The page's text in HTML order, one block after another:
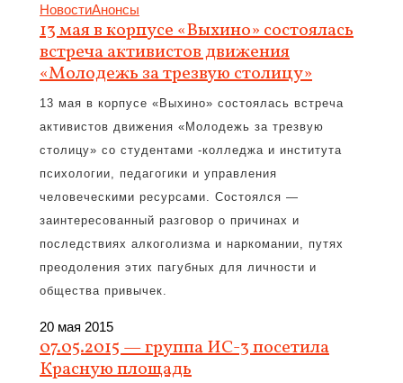
НовостиАнонсы
13 мая в корпусе «Выхино» состоялась
встреча активистов движения
«Молодежь за трезвую столицу»
13 мая в корпусе «Выхино» состоялась встреча
активистов движения «Молодежь за трезвую
столицу» со студентами -колледжа и института
психологии, педагогики и управления
человеческими ресурсами. Состоялся —
заинтересованный разговор о причинах и
последствиях алкоголизма и наркомании, путях
преодоления этих пагубных для личности и
общества привычек.
20 мая 2015
07.05.2015 — группа ИС-3 посетила
Красную площадь